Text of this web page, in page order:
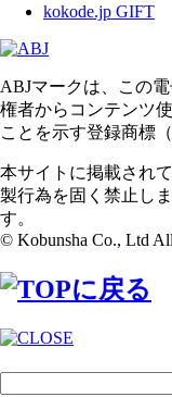
kokode.jp GIFT
ABJマークは、この
権者からコンテンツ
ことを示す登録商標
本サイトに掲載され
製行為を固く禁止し
す。
© Kobunsha Co., Ltd